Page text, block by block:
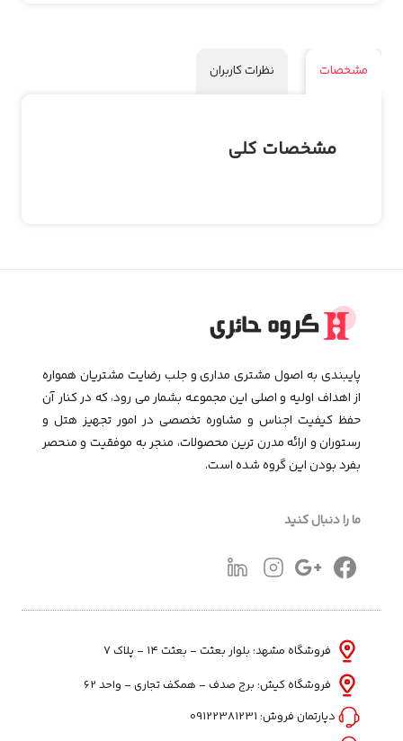
مشخصات نظرات کاربران
مشخصات کلی
پایبندی به اصول مشتری مداری و جلب رضایت مشتریان همواره
از اهداف اولیه و اصلی این مجموعـه بشمار می رود، که در کنار آن
حفظ کیفیت اجناس و مشاوره تخصصی در امور تجهیز هتل و
رستوران و ارائه مدرن ترین محصولات، منجر به موفقیت و منحصر
بفرد بودن این گروه شده است.
ما را دنبال کنید
فروشگاه مشهد: بلوار بعثت - بعثت ۱۴ - پلاک ۷
فروشگاه کیش: برج صدف - همکف تجاری - واحد 62
دپارتمان فروش: 09122381231